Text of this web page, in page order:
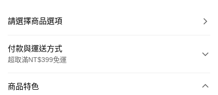
請選擇商品選項
付款與運送方式
超取滿NT$399免運
信用卡一次付款
商品特色